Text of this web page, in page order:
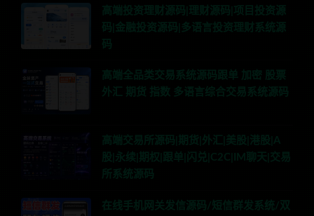
高端投资理财源码|理财源码|项目投资源
码|金融投资源码|多语言投资理财系统源
码
高端全品类交易系统源码跟单 加密 股票
外汇 期货 指数 多语言综合交易系统源码
高端交易所源码|期货|外汇|美股|港股|A
股|永续|期权|跟单|闪兑|C2C|IM聊天|交易
所系统源码
在线手机网关发信源码/短信群发系统/双